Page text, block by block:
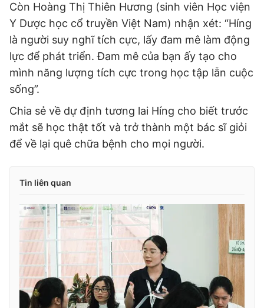
Còn Hoàng Thị Thiên Hương (sinh viên Học viện
Y Dược học cổ truyền Việt Nam) nhận xét: “Híng
là người suy nghĩ tích cực, lấy đam mê làm động
lực để phát triển. Đam mê của bạn ấy tạo cho
mình năng lượng tích cực trong học tập lẫn cuộc
sống”.
Chia sẻ về dự định tương lai Híng cho biết trước
mắt sẽ học thật tốt và trở thành một bác sĩ giỏi
để về lại quê chữa bệnh cho mọi người.
Tin liên quan